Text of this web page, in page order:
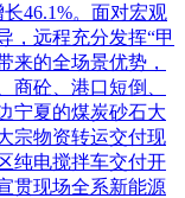
46.1%。面对宏观
，远程充分发挥“甲
来的全场景优势，
商砼、港口短倒、
宁夏的煤炭砂石大
宗物资转运交付现
纯电搅拌车交付开
贯现场全系新能源